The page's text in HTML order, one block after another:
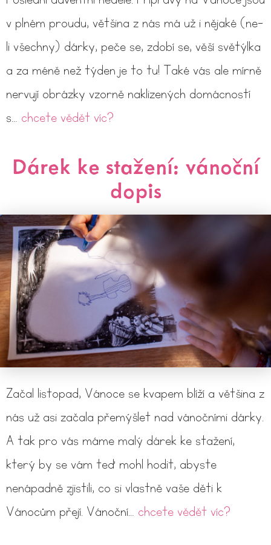
v plném proudu, většina z nás má už i nějaké (ne-
li všechny) dárky, peče se, zdobí se, věší světýlka
a za méně než týden je to tu! Také vás ale mírně
nervují obrázky vzorně naklizených domácností
s… chcete vědět víc?
Dárek ke stažení: vánoční
dopis
Začal listopad, Vánoce se kvapem blíží a většina z
nás už asi začala přemýšlet nad vánočními dárky.
A tak pro vás máme malý dárek ke stažení,
který by se vám teď mohl hodit, abyste
nenápadně zjistili, co si vlastně vaše děti k
Vánocům přejí. Vánoční… chcete vědět víc?